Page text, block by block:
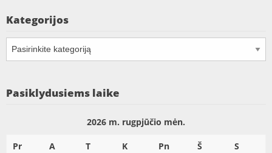
Kategorijos
Kategorijos
Pasiklydusiems laike
2026 m. rugpjūčio mėn.
Pr A T K Pn Š S